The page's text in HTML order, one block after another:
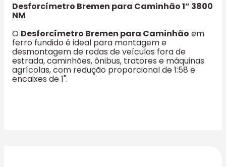
Desforcímetro Bremen para Caminhão 1” 3800
NM
O Desforcímetro Bremen para Caminhão em
ferro fundido é ideal para montagem e
desmontagem de rodas de veículos fora de
estrada, caminhões, ônibus, tratores e máquinas
agrícolas, com redução proporcional de 1:58 e
encaixes de 1".